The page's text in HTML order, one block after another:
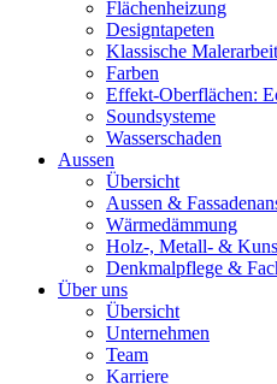
Flächenheizung
Designtapeten
Klassische
Farben
Effekt-Oberflächen:
Soundsysteme
Wasserschaden
Aussen
Übersicht
Aussen &
Wärmedämmung
Holz-, Metall- &
Denkmalpflege &
Über uns
Übersicht
Unternehmen
Team
Karriere